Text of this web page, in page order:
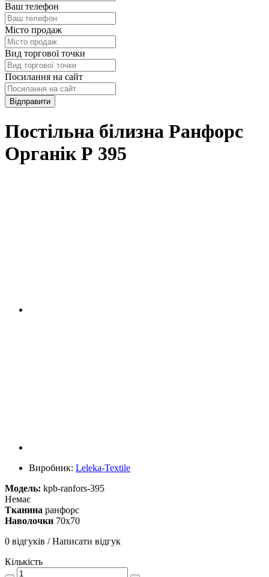
Ваш телефон
Місто продаж
Вид торгової точки
Посилання на сайт
Відправити
Постільна білизна Ранфорс
Органік Р 395
Виробник: Leleka-Textile
Модель: kpb-ranfors-395
Немає
Тканина ранфорс
Наволочки 70х70
0 відгуків /Написати відгук
Кількість